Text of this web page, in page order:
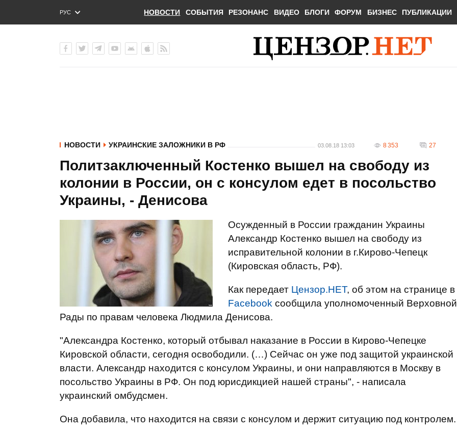
РУС
ENG
НОВОСТИ СОБЫТИЯ РЕЗОНАНС ВИДЕО БЛОГИ ФОРУМ БИЗНЕС ПУБЛИКАЦИИ
НОВОСТИ УКРАИНСКИЕ ЗАЛОЖНИКИ В РФ 03.08.18 13:03 8 353 27
Политзаключенный Костенко вышел на свободу из
колонии в России, он с консулом едет в посольство
Украины, - Денисова
Осужденный в России гражданин Украины
Александр Костенко вышел на свободу из
исправительной колонии в г.Кирово-Чепецк
(Кировская область, РФ).
Как передает Цензор.НЕТ, об этом на странице в
Facebook сообщила уполномоченный Верховной
Рады по правам человека Людмила Денисова.
"Александра Костенко, который отбывал наказание в России в Кирово-Чепецке
Кировской области, сегодня освободили. (…) Сейчас он уже под защитой украинской
власти. Александр находится с консулом Украины, и они направляются в Москву в
посольство Украины в РФ. Он под юрисдикцией нашей страны", - написала
украинский омбудсмен.
Она добавила, что находится на связи с консулом и держит ситуацию под контролем.